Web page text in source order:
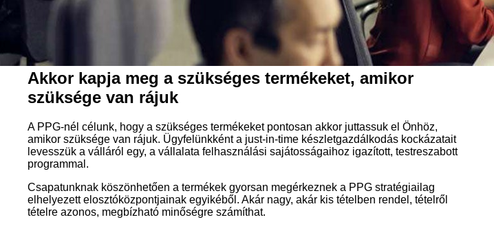
Akkor kapja meg a szükséges termékeket, amikor
szüksége van rájuk
A PPG-nél célunk, hogy a szükséges termékeket pontosan akkor juttassuk el Önhöz,
amikor szüksége van rájuk. Ügyfelünkként a just-in-time készletgazdálkodás kockázatait
levesszük a válláról egy, a vállalata felhasználási sajátosságaihoz igazított, testreszabott
programmal.
Csapatunknak köszönhetően a termékek gyorsan megérkeznek a PPG stratégiailag
elhelyezett elosztóközpontjainak egyikéből. Akár nagy, akár kis tételben rendel, tételről
tételre azonos, megbízható minőségre számíthat.